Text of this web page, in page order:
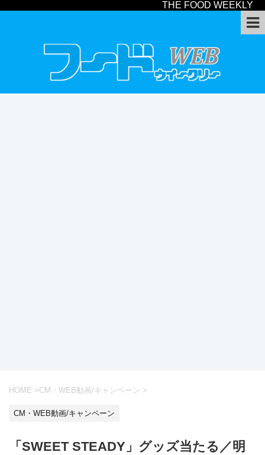
THE FOOD WEEKLY
HOME >CM・WEB動画/キャンペーン >
CM・WEB動画/キャンペーン
「SWEET STEADY」グッズ当たる／明